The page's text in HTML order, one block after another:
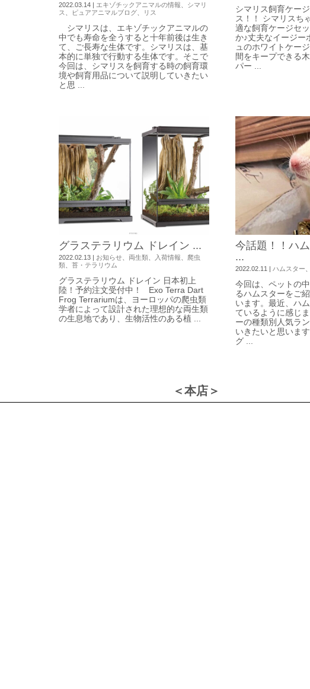
2022.03.14 | エキゾチックアニマルの情報
シマリ
ス
ピュアアニマルブログ リス
シマリスは、エキゾチックアニマルの
中でも寿命を全うすると十年前後は生き
て、ご長寿な生体です。シマリスは、基
本的に単独で行動する生体です。そこで
今回は、シマリスを飼育する時の飼育環
境や飼育用品について説明していきたい
と思 ...
シマリス飼育ケー
ス！！ シマリスち
適な飼育ケージセ
か♪丈夫なイージー
ュのホワイトケー
間をキープできる
パー ...
グラステラリウム ドレイン ...
2022.02.13 | お知らせ 両生類 入荷情報
爬虫
類
苔・テラリウム
グラステラリウム ドレイン 日本初上
陸！予約注文受付中！ Exo Terra Dart
Frog Terrariumは、ヨーロッパの爬虫類
学者によって設計された理想的な両生類
の生息地であり、生物活性のある植 ...
今話題！！ハ
...
2022.02.11 | ハムスター
今回は、ペットの
るハムスターをご
います。最近、ハ
ているように感じ
ーの種類別人気ラ
いきたいと思いま
グ ...
＜本店＞